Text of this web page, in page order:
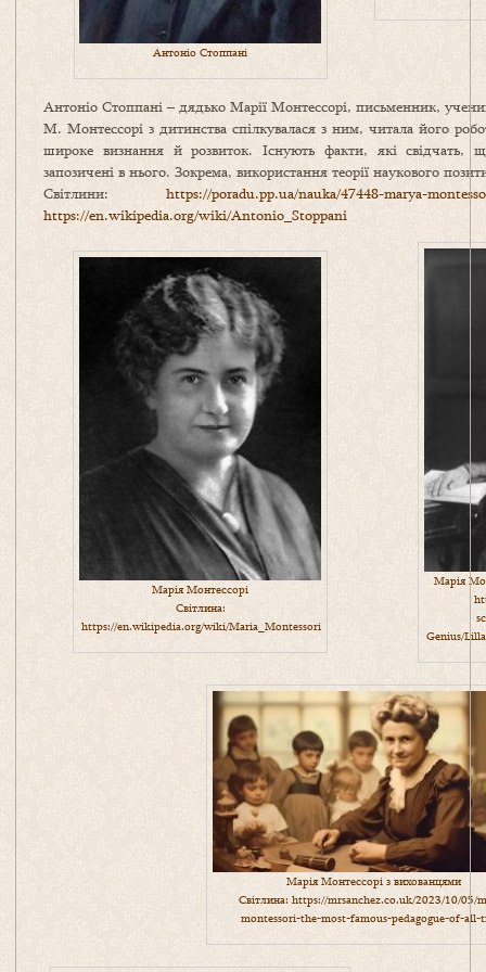
Антоніо Стоппані
Антоніо Стоппані – дядько Марії Монтессорі, письменник,
М. Монтессорі з дитинства спілкувалася з ним, читала його
широке визнання й розвиток. Існують факти, які свідчать,
запозичені в нього. Зокрема, використання теорії наукового
Світлини: https://poradu.pp.ua/nauka/47448-marya-
https://en.wikipedia.org/wiki/Antonio_Stoppani
Марія Монтессорі
Світлина:
https://en.wikipedia.org/wiki/Maria_Montessori
Марія
Genius/
Марія Монтессорі з вихованцями
Світлина: https://mrsanchez.co.uk/2023/10/05/
montessori-the-most-famous-pedagogue-of-all-